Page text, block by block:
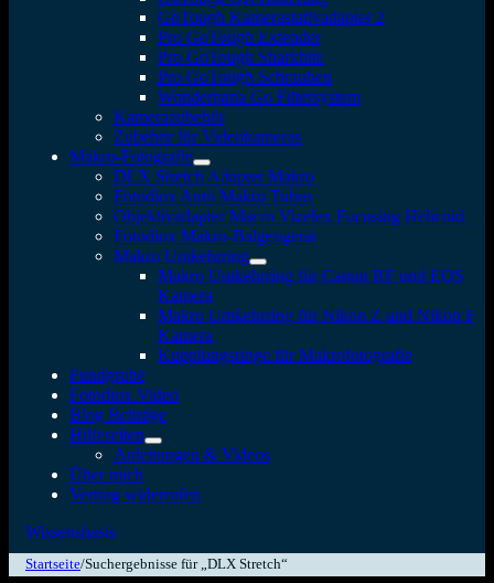
GoTough Kamerastativadapter 2
Pro GoTough Extender
Pro GoTough Sharkbite
Pro GoTough Schrauben
Wonderpana Go Filtersystem
Kamerazubehör
Zubehör für Videokameras
Makro-Fotografie
DLX Stretch Adapter Makro
Fotodiox Auto Makro Tubus
Objektivadapter Macro Vizelex Focusing Helicoid
Fotodiox Makro-Balgengerät
Makro Umkehrring
Makro Umkehrring für Canon RF und EOS
Kamera
Makro Umkehrring für Nikon Z und Nikon F
Kamera
Kupplungsringe für Makrofotografie
Fundgrube
Fotodiox Video
Blog Beiträge
Hilfeseiten
Anleitungen & Videos
Über mich
Vertrag widerrufen
Wissensbasis
Startseite/Suchergebnisse für „DLX Stretch“